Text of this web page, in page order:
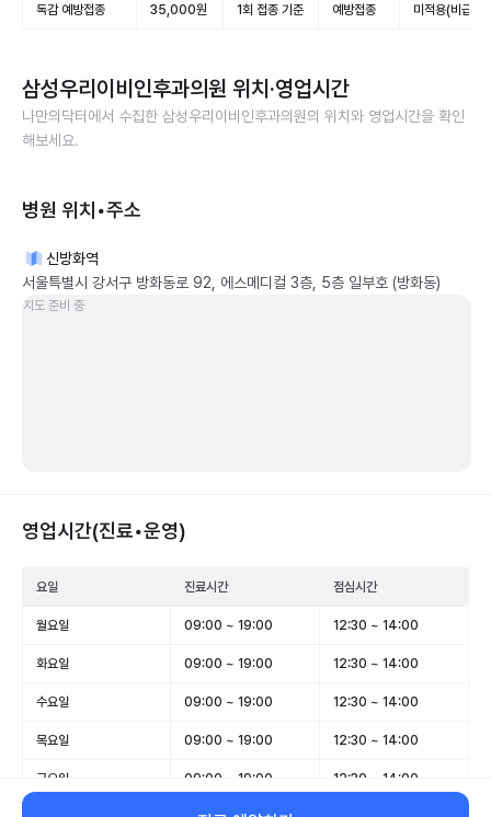
독감 예방접종 35,000원 1회 접종 기준 예방접종 미적용(비급여)
삼성우리이비인후과의원 위치·영업시간
나만의닥터에서 수집한 삼성우리이비인후과의원의 위치와 영업시간을 확인
해보세요.
병원 위치•주소
신방화역
서울특별시 강서구 방화동로 92, 에스메디컬 3층, 5층 일부호 (방화동)
지도 준비 중
영업시간(진료•운영)
요일 진료시간 점심시간
월요일 09:00 ~ 19:00 12:30 ~ 14:00
화요일 09:00 ~ 19:00 12:30 ~ 14:00
수요일 09:00 ~ 19:00 12:30 ~ 14:00
목요일 09:00 ~ 19:00 12:30 ~ 14:00
금요일 09:00 ~ 19:00 12:30 ~ 14:00